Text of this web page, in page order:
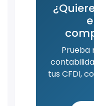
Prueba
tus CFDI,